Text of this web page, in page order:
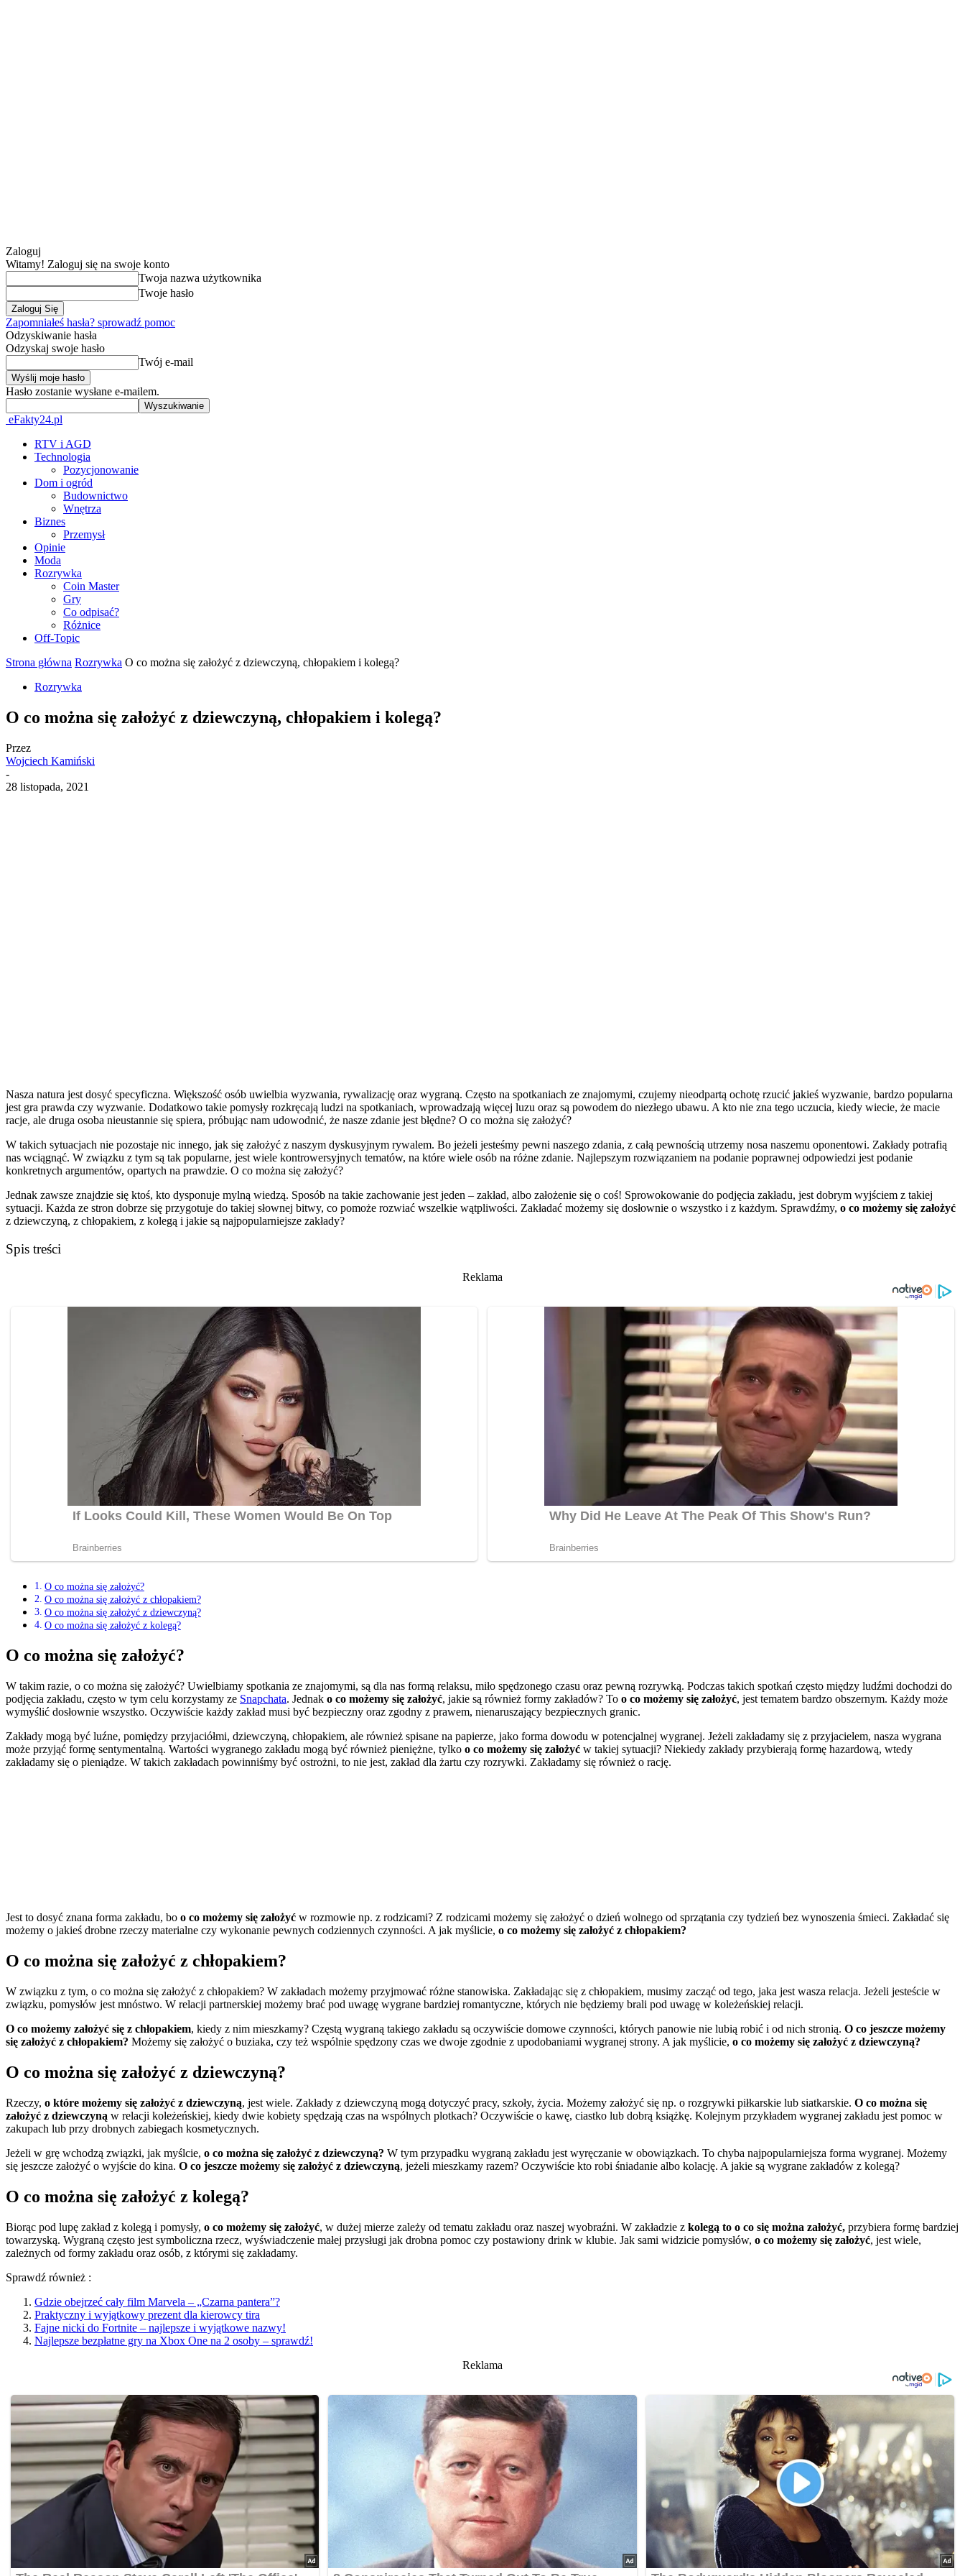
Zaloguj
Witamy! Zaloguj się na swoje konto
Twoja nazwa użytkownika
Twoje hasło
Zapomniałeś hasła? sprowadź pomoc
Odzyskiwanie hasła
Odzyskaj swoje hasło
Twój e-mail
Hasło zostanie wysłane e-mailem.
eFakty24.pl
RTV i AGD
Technologia
Pozycjonowanie
Dom i ogród
Budownictwo
Wnętrza
Biznes
Przemysł
Opinie
Moda
Rozrywka
Coin Master
Gry
Co odpisać?
Różnice
Off-Topic
Strona główna Rozrywka O co można się założyć z dziewczyną, chłopakiem i kolegą?
Rozrywka
O co można się założyć z dziewczyną, chłopakiem i kolegą?
Przez
Wojciech Kamiński
-
28 listopada, 2021
Nasza natura jest dosyć specyficzna. Większość osób uwielbia wyzwania, rywalizację oraz wygraną. Często na spotkaniach ze znajomymi, czujemy nieodpartą ochotę rzucić jakieś wyzwanie, bardzo popularna
jest gra prawda czy wyzwanie. Dodatkowo takie pomysły rozkręcają ludzi na spotkaniach, wprowadzają więcej luzu oraz są powodem do niezłego ubawu. A kto nie zna tego uczucia, kiedy wiecie, że macie
racje, ale druga osoba nieustannie się spiera, próbując nam udowodnić, że nasze zdanie jest błędne? O co można się założyć?
W takich sytuacjach nie pozostaje nic innego, jak się założyć z naszym dyskusyjnym rywalem. Bo jeżeli jesteśmy pewni naszego zdania, z całą pewnością utrzemy nosa naszemu oponentowi. Zakłady potrafią
nas wciągnąć. W związku z tym są tak popularne, jest wiele kontrowersyjnych tematów, na które wiele osób na różne zdanie. Najlepszym rozwiązaniem na podanie poprawnej odpowiedzi jest podanie
konkretnych argumentów, opartych na prawdzie. O co można się założyć?
Jednak zawsze znajdzie się ktoś, kto dysponuje mylną wiedzą. Sposób na takie zachowanie jest jeden – zakład, albo założenie się o coś! Sprowokowanie do podjęcia zakładu, jest dobrym wyjściem z takiej
sytuacji. Każda ze stron dobrze się przygotuje do takiej słownej bitwy, co pomoże rozwiać wszelkie wątpliwości. Zakładać możemy się dosłownie o wszystko i z każdym. Sprawdźmy, o co możemy się założyć
z dziewczyną, z chłopakiem, z kolegą i jakie są najpopularniejsze zakłady?
Spis treści
Reklama
O co można się założyć?
O co można się założyć z chłopakiem?
O co można się założyć z dziewczyną?
O co można się założyć z kolegą?
O co można się założyć?
W takim razie, o co można się założyć? Uwielbiamy spotkania ze znajomymi, są dla nas formą relaksu, miło spędzonego czasu oraz pewną rozrywką. Podczas takich spotkań często między ludźmi dochodzi do
podjęcia zakładu, często w tym celu korzystamy ze Snapchata. Jednak o co możemy się założyć, jakie są również formy zakładów? To o co możemy się założyć, jest tematem bardzo obszernym. Każdy może
wymyślić dosłownie wszystko. Oczywiście każdy zakład musi być bezpieczny oraz zgodny z prawem, nienaruszający bezpiecznych granic.
Zakłady mogą być luźne, pomiędzy przyjaciółmi, dziewczyną, chłopakiem, ale również spisane na papierze, jako forma dowodu w potencjalnej wygranej. Jeżeli zakładamy się z przyjacielem, nasza wygrana
może przyjąć formę sentymentalną. Wartości wygranego zakładu mogą być również pieniężne, tylko o co możemy się założyć w takiej sytuacji? Niekiedy zakłady przybierają formę hazardową, wtedy
zakładamy się o pieniądze. W takich zakładach powinniśmy być ostrożni, to nie jest, zakład dla żartu czy rozrywki. Zakładamy się również o rację.
Jest to dosyć znana forma zakładu, bo o co możemy się założyć w rozmowie np. z rodzicami? Z rodzicami możemy się założyć o dzień wolnego od sprzątania czy tydzień bez wynoszenia śmieci. Zakładać się
możemy o jakieś drobne rzeczy materialne czy wykonanie pewnych codziennych czynności. A jak myślicie, o co możemy się założyć z chłopakiem?
O co można się założyć z chłopakiem?
W związku z tym, o co można się założyć z chłopakiem? W zakładach możemy przyjmować różne stanowiska. Zakładając się z chłopakiem, musimy zacząć od tego, jaka jest wasza relacja. Jeżeli jesteście w
związku, pomysłów jest mnóstwo. W relacji partnerskiej możemy brać pod uwagę wygrane bardziej romantyczne, których nie będziemy brali pod uwagę w koleżeńskiej relacji.
O co możemy założyć się z chłopakiem, kiedy z nim mieszkamy? Częstą wygraną takiego zakładu są oczywiście domowe czynności, których panowie nie lubią robić i od nich stronią. O co jeszcze możemy
się założyć z chłopakiem? Możemy się założyć o buziaka, czy też wspólnie spędzony czas we dwoje zgodnie z upodobaniami wygranej strony. A jak myślicie, o co możemy się założyć z dziewczyną?
O co można się założyć z dziewczyną?
Rzeczy, o które możemy się założyć z dziewczyną, jest wiele. Zakłady z dziewczyną mogą dotyczyć pracy, szkoły, życia. Możemy założyć się np. o rozgrywki piłkarskie lub siatkarskie. O co można się
założyć z dziewczyną w relacji koleżeńskiej, kiedy dwie kobiety spędzają czas na wspólnych plotkach? Oczywiście o kawę, ciastko lub dobrą książkę. Kolejnym przykładem wygranej zakładu jest pomoc w
zakupach lub przy drobnych zabiegach kosmetycznych.
Jeżeli w grę wchodzą związki, jak myślcie, o co można się założyć z dziewczyną? W tym przypadku wygraną zakładu jest wyręczanie w obowiązkach. To chyba najpopularniejsza forma wygranej. Możemy
się jeszcze założyć o wyjście do kina. O co jeszcze możemy się założyć z dziewczyną, jeżeli mieszkamy razem? Oczywiście kto robi śniadanie albo kolację. A jakie są wygrane zakładów z kolegą?
O co można się założyć z kolegą?
Biorąc pod lupę zakład z kolegą i pomysły, o co możemy się założyć, w dużej mierze zależy od tematu zakładu oraz naszej wyobraźni. W zakładzie z kolegą to o co się można założyć, przybiera formę bardziej
towarzyską. Wygraną często jest symboliczna rzecz, wyświadczenie małej przysługi jak drobna pomoc czy postawiony drink w klubie. Jak sami widzicie pomysłów, o co możemy się założyć, jest wiele,
zależnych od formy zakładu oraz osób, z którymi się zakładamy.
Sprawdź również :
Gdzie obejrzeć cały film Marvela – „Czarna pantera”?
Praktyczny i wyjątkowy prezent dla kierowcy tira
Fajne nicki do Fortnite – najlepsze i wyjątkowe nazwy!
Najlepsze bezpłatne gry na Xbox One na 2 osoby – sprawdź!
Reklama